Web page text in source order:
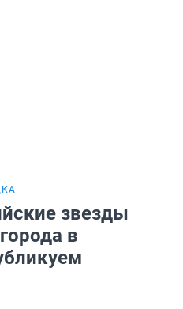
звезды
в